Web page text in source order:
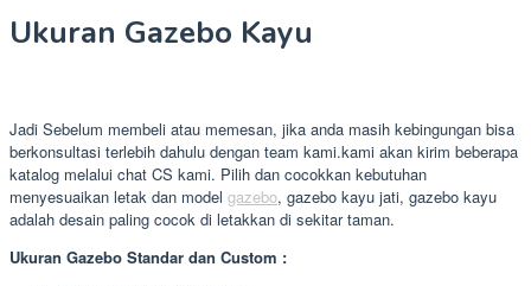
Ukuran Gazebo Kayu
Jadi Sebelum membeli atau memesan, jika anda masih kebingungan bisa
berkonsultasi terlebih dahulu dengan team kami.kami akan kirim beberapa
katalog melalui chat CS kami. Pilih dan cocokkan kebutuhan
menyesuaikan letak dan model gazebo, gazebo kayu jati, gazebo kayu
adalah desain paling cocok di letakkan di sekitar taman.
Ukuran Gazebo Standar dan Custom :